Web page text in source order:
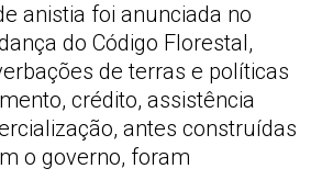
anistia foi anunciada no
do Código Florestal,
de terras e políticas
crédito, assistência
antes construídas
o governo, foram